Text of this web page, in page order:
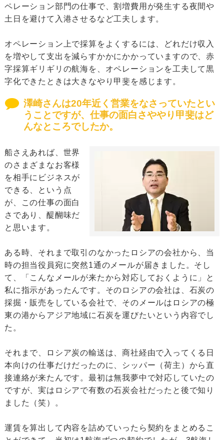
ペレーション部門の仕事で、割増費用が発生する夜間や
土日を避けて入港させるなど工夫します。
オペレーション上で採算をよくするには、どれだけ収入
を増やして支出を減らすかかにかかっていますので、赤
字採算ギリギリの航海を、オペレーションを工夫して黒
字化できたときは大きなやり甲斐を感じます。
澤崎さんは20年近く営業をなさっていたとい
うことですが、仕事の面白さややり甲斐はど
んなところでしたか。
船さえあれば、世界
のさまざまなお客様
を相手にビジネスが
できる、という点
が、この仕事の面白
さであり、醍醐味だ
と思います。
ある時、それまで取引のなかったロシアの会社から、当
時の担当役員宛に突然1通のメールが届きました。そし
て、「こんなメールが来たから対応しておくように」と
私に指示があったんです。そのロシアの会社は、石炭の
採掘・販売をしている会社で、そのメールはロシアの極
東の港からアジア地域に石炭を運びたいという内容でし
た。
それまで、ロシア炭の輸送は、商社経由で入ってくる日
本向けの仕事だけだったのに、シッパー（荷主）から直
接連絡が来たんです。最初は無我夢中で対応していたの
ですが、実はロシアで有数の石炭会社だったと後で知り
ました（笑）。
運賃を算出して内容を詰めていったら契約をまとめるこ